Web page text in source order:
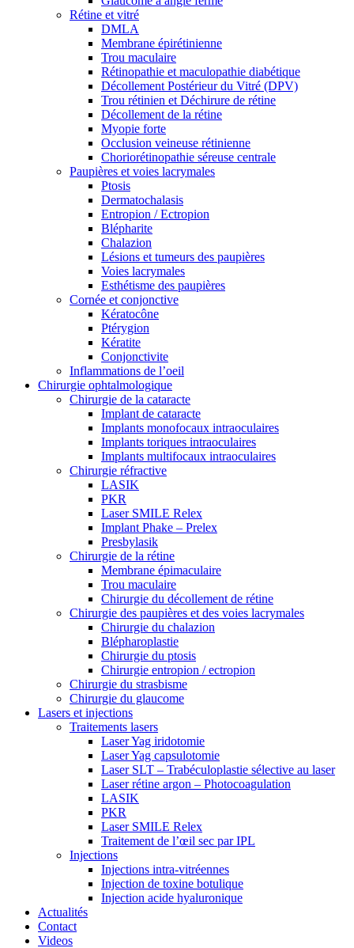
Rétine et vitré
DMLA
Membrane épirétinienne
Trou maculaire
Rétinopathie et maculopathie diabétique
Décollement Postérieur du Vitré (DPV)
Trou rétinien et Déchirure de rétine
Décollement de la rétine
Myopie forte
Occlusion veineuse rétinienne
Choriorétinopathie séreuse centrale
Paupières et voies lacrymales
Ptosis
Dermatochalasis
Entropion / Ectropion
Blépharite
Chalazion
Lésions et tumeurs des paupières
Voies lacrymales
Esthétisme des paupières
Cornée et conjonctive
Kératocône
Ptérygion
Kératite
Conjonctivite
Inflammations de l’oeil
Chirurgie ophtalmologique
Chirurgie de la cataracte
Implant de cataracte
Implants monofocaux intraoculaires
Implants toriques intraoculaires
Implants multifocaux intraoculaires
Chirurgie réfractive
LASIK
PKR
Laser SMILE Relex
Implant Phake – Prelex
Presbylasik
Chirurgie de la rétine
Membrane épimaculaire
Trou maculaire
Chirurgie du décollement de rétine
Chirurgie des paupières et des voies lacrymales
Chirurgie du chalazion
Blépharoplastie
Chirurgie du ptosis
Chirurgie entropion / ectropion
Chirurgie du strasbisme
Chirurgie du glaucome
Lasers et injections
Traitements lasers
Laser Yag iridotomie
Laser Yag capsulotomie
Laser SLT – Trabéculoplastie sélective au laser
Laser rétine argon – Photocoagulation
LASIK
PKR
Laser SMILE Relex
Traitement de l’œil sec par IPL
Injections
Injections intra-vitréennes
Injection de toxine botulique
Injection acide hyaluronique
Actualités
Contact
Videos